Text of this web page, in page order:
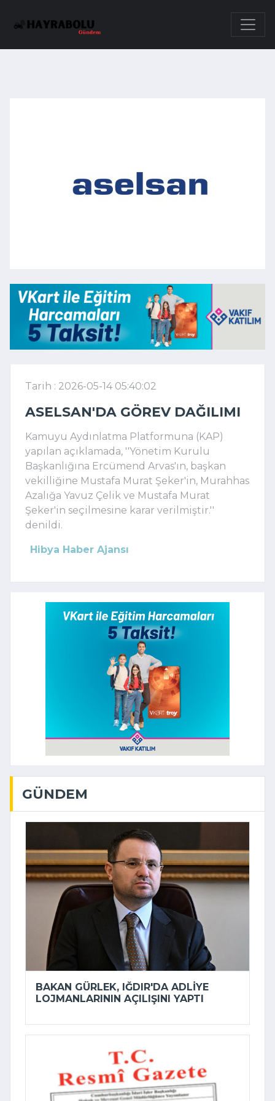
Tarih : 2026-05-14 05:40:02
ASELSAN'DA GÖREV DAĞILIMI
Kamuyu Aydınlatma Platformuna (KAP)
yapılan açıklamada, ''Yönetim Kurulu
Başkanlığına Ercümend Arvas'ın, başkan
vekilliğine Mustafa Murat Şeker'in, Murahhas
Azalığa Yavuz Çelik ve Mustafa Murat
Şeker'in seçilmesine karar verilmiştir.''
denildi.
Hibya Haber Ajansı
GÜNDEM
BAKAN GÜRLEK, IĞDIR'DA ADLIYE
LOJMANLARININ AÇILIŞINI YAPTI